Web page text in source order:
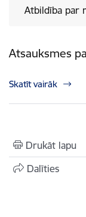
Atbildība par
Atsauksmes
Skatīt vairāk
Drukāt lapu
Dalīties